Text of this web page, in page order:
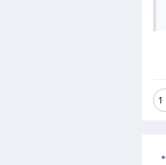
1